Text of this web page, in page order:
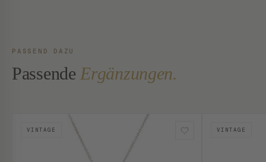
PASSEND DAZU
Passende Ergänzungen.
VINTAGE VINTAGE